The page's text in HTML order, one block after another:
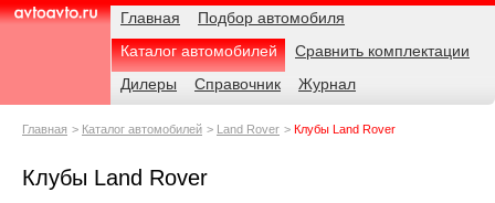
AvtoAvto.ru
Навигация Главная
Подбор автомобиля
Каталог автомобилей
Сравнить комплектации
Дилеры
Справочник Журнал
Родительские
Главная Каталог автомобилей Land Rover Клубы Land Rover
Клубы Land Rover